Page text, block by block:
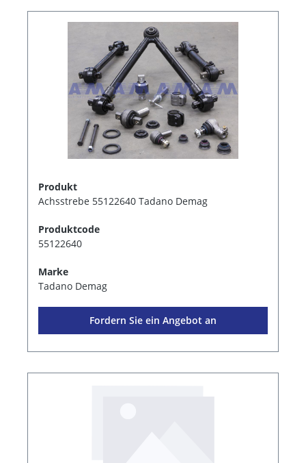
Produkt
Achsstrebe 55122640 Tadano Demag
Produktcode
55122640
Marke
Tadano Demag
Fordern Sie ein Angebot an